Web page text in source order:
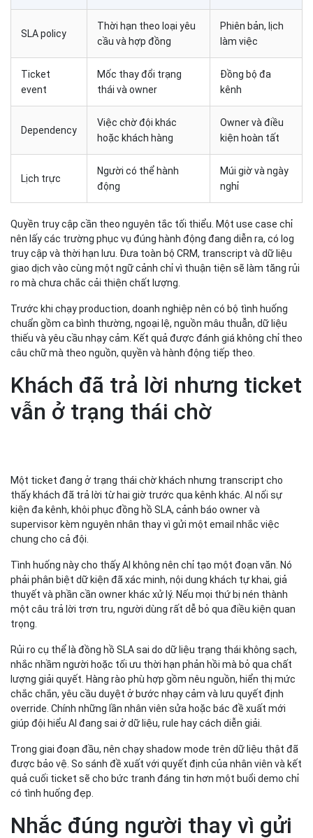
SLA policy
Thời hạn theo loại yêu
cầu và hợp đồng
Phiên bản, lịch
làm việc
Ticket
event
Mốc thay đổi trạng
thái và owner
Đồng bộ đa
kênh
Dependency
Việc chờ đội khác
hoặc khách hàng
Owner và điều
kiện hoàn tất
Lịch trực
Người có thể hành
động
Múi giờ và ngày
nghỉ
Quyền truy cập cần theo nguyên tắc tối thiểu. Một use case chỉ
nên lấy các trường phục vụ đúng hành động đang diễn ra, có log
truy cập và thời hạn lưu. Đưa toàn bộ CRM, transcript và dữ liệu
giao dịch vào cùng một ngữ cảnh chỉ vì thuận tiện sẽ làm tăng rủi
ro mà chưa chắc cải thiện chất lượng.
Trước khi chạy production, doanh nghiệp nên có bộ tình huống
chuẩn gồm ca bình thường, ngoại lệ, nguồn mâu thuẫn, dữ liệu
thiếu và yêu cầu nhạy cảm. Kết quả được đánh giá không chỉ theo
câu chữ mà theo nguồn, quyền và hành động tiếp theo.
Khách đã trả lời nhưng ticket
vẫn ở trạng thái chờ
Một ticket đang ở trạng thái chờ khách nhưng transcript cho
thấy khách đã trả lời từ hai giờ trước qua kênh khác. AI nối sự
kiện đa kênh, khôi phục đồng hồ SLA, cảnh báo owner và
supervisor kèm nguyên nhân thay vì gửi một email nhắc việc
chung cho cả đội.
Tình huống này cho thấy AI không nên chỉ tạo một đoạn văn. Nó
phải phân biệt dữ kiện đã xác minh, nội dung khách tự khai, giả
thuyết và phần cần owner khác xử lý. Nếu mọi thứ bị nén thành
một câu trả lời trơn tru, người dùng rất dễ bỏ qua điều kiện quan
trọng.
Rủi ro cụ thể là đồng hồ SLA sai do dữ liệu trạng thái không sạch,
nhắc nhầm người hoặc tối ưu thời hạn phản hồi mà bỏ qua chất
lượng giải quyết. Hàng rào phù hợp gồm nêu nguồn, hiển thị mức
chắc chắn, yêu cầu duyệt ở bước nhạy cảm và lưu quyết định
override. Chính những lần nhân viên sửa hoặc bác đề xuất mới
giúp đội hiểu AI đang sai ở dữ liệu, rule hay cách diễn giải.
Trong giai đoạn đầu, nên chạy shadow mode trên dữ liệu thật đã
được bảo vệ. So sánh đề xuất với quyết định của nhân viên và kết
quả cuối ticket sẽ cho bức tranh đáng tin hơn một buổi demo chỉ
có tình huống đẹp.
Nhắc đúng người thay vì gửi